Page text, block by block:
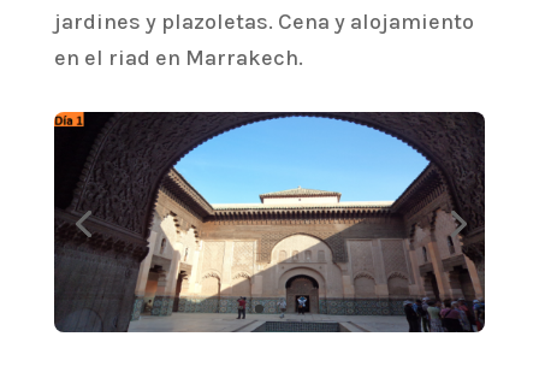
jardines y plazoletas. Cena y alojamiento
en el riad en Marrakech.